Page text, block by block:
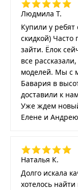
Людмила Т.
Купили у ребят
скидкой)
зайти. Ёлок
все
моделей. Мы с
Бавария в
доставили к
Уже ждем
Елене и
Наталья К.
Долго искала
хотелось